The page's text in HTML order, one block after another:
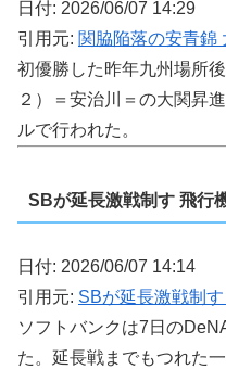
日付: 2026/06/07 14:29
引用元: 関脇陥落の安青錦
初優勝した昨年九州場所
２）＝安治川＝の大関昇
ルで行われた。
SBが延長激戦制す 飛行
日付: 2026/06/07 14:14
引用元: SBが延長激戦制
ソフトバンクは7日の
た。延長戦までもつれた